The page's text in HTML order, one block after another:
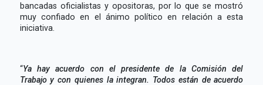
bancadas oficialistas y opositoras, por lo que se mostró
muy confiado en el ánimo político en relación a esta
iniciativa.
“Ya hay acuerdo con el presidente de la Comisión del
Trabajo y con quienes la integran. Todos están de acuerdo